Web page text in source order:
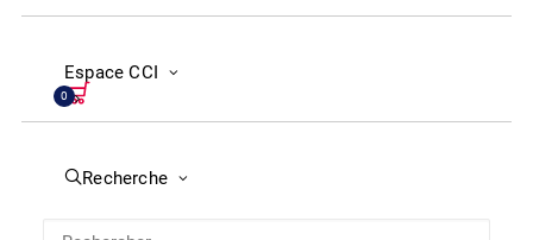
Espace CCI
0
Recherche
analyse
Industrie